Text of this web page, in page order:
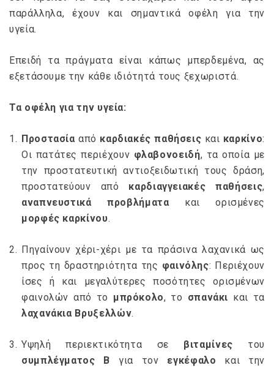
παράλληλα, έχουν και σημαντικά οφέλη για την
υγεία.
Επειδή τα πράγματα είναι κάπως μπερδεμένα, ας
εξετάσουμε την κάθε ιδιότητά τους ξεχωριστά.
Τα οφέλη για την υγεία:
Προστασία από καρδιακές παθήσεις και καρκίνο:
Οι πατάτες περιέχουν φλαβονοειδή, τα οποία με
την προστατευτική αντιοξειδωτική τους δράση,
προστατεύουν από καρδιαγγειακές παθήσεις,
αναπνευστικά προβλήματα και ορισμένες
μορφές καρκίνου.
Πηγαίνουν χέρι-χέρι με τα πράσινα λαχανικά ως
προς τη δραστηριότητα της φαινόλης: Περιέχουν
ίσες ή και μεγαλύτερες ποσότητες ορισμένων
φαινολών από το μπρόκολο, το σπανάκι και τα
λαχανάκια Βρυξελλών.
Υψηλή περιεκτικότητα σε βιταμίνες του
συμπλέγματος Β για τον εγκέφαλο και την